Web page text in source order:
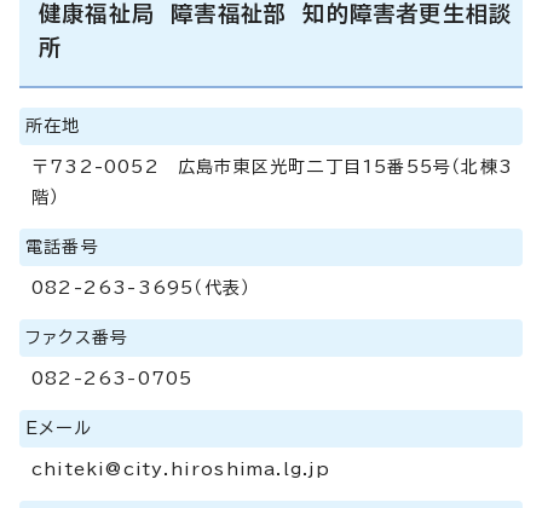
健康福祉局 障害福祉部 知的障害者更生相談
所
所在地
〒732-0052 広島市東区光町二丁目15番55号（北棟3
階）
電話番号
082-263-3695（代表）
ファクス番号
082-263-0705
Eメール
chiteki@city.hiroshima.lg.jp